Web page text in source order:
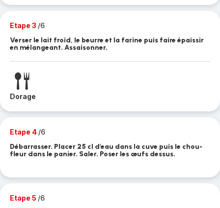
Etape 3 /6
Verser le lait froid, le beurre et la farine puis faire épaissir
en mélangeant. Assaisonner.
Dorage
Etape 4 /6
Débarrasser. Placer 25 cl d'eau dans la cuve puis le chou-
fleur dans le panier. Saler. Poser les œufs dessus.
Etape 5 /6